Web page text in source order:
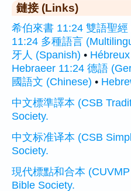
鏈接 (Links)
希伯來書 11:24 雙語聖經
11:24 多種語言
牙人 (Spanish) •
Hebraeer 11:24 德語
國語文 (Chinese) •
中文標準譯本 (CSB
Society.
中文标准译本 (CSB
Society.
現代標點和合本
Bible Society.